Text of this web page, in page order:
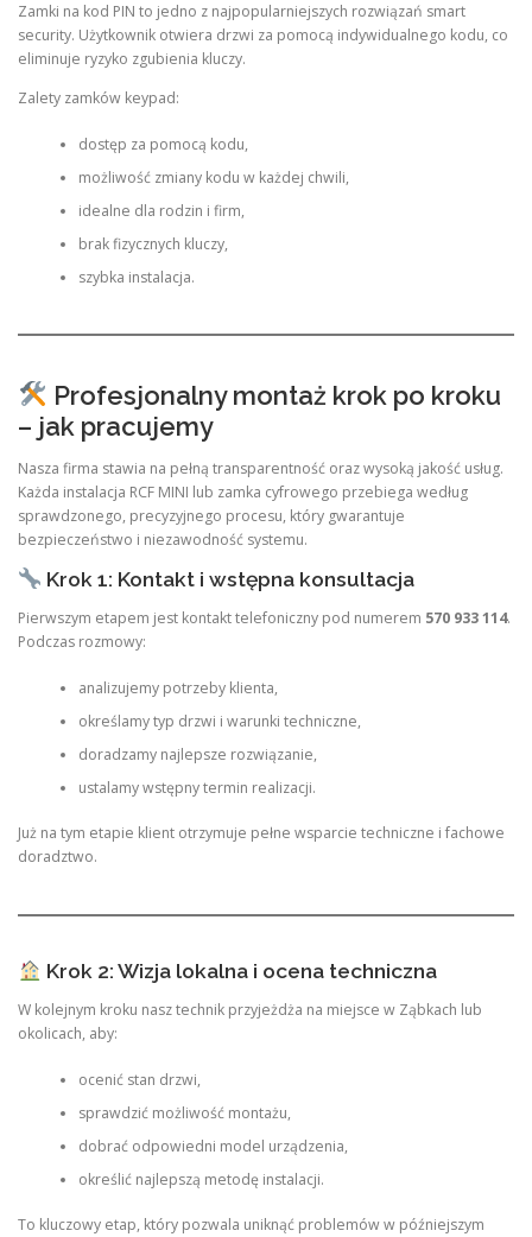
Zamki na kod PIN to jedno z najpopularniejszych rozwiązań smart
security. Użytkownik otwiera drzwi za pomocą indywidualnego kodu, co
eliminuje ryzyko zgubienia kluczy.
Zalety zamków keypad:
dostęp za pomocą kodu,
możliwość zmiany kodu w każdej chwili,
idealne dla rodzin i firm,
brak fizycznych kluczy,
szybka instalacja.
Profesjonalny montaż krok po kroku
– jak pracujemy
Nasza firma stawia na pełną transparentność oraz wysoką jakość usług.
Każda instalacja RCF MINI lub zamka cyfrowego przebiega według
sprawdzonego, precyzyjnego procesu, który gwarantuje
bezpieczeństwo i niezawodność systemu.
Krok 1: Kontakt i wstępna konsultacja
Pierwszym etapem jest kontakt telefoniczny pod numerem 570 933 114.
Podczas rozmowy:
analizujemy potrzeby klienta,
określamy typ drzwi i warunki techniczne,
doradzamy najlepsze rozwiązanie,
ustalamy wstępny termin realizacji.
Już na tym etapie klient otrzymuje pełne wsparcie techniczne i fachowe
doradztwo.
Krok 2: Wizja lokalna i ocena techniczna
W kolejnym kroku nasz technik przyjeżdża na miejsce w Ząbkach lub
okolicach, aby:
ocenić stan drzwi,
sprawdzić możliwość montażu,
dobrać odpowiedni model urządzenia,
określić najlepszą metodę instalacji.
To kluczowy etap, który pozwala uniknąć problemów w późniejszym